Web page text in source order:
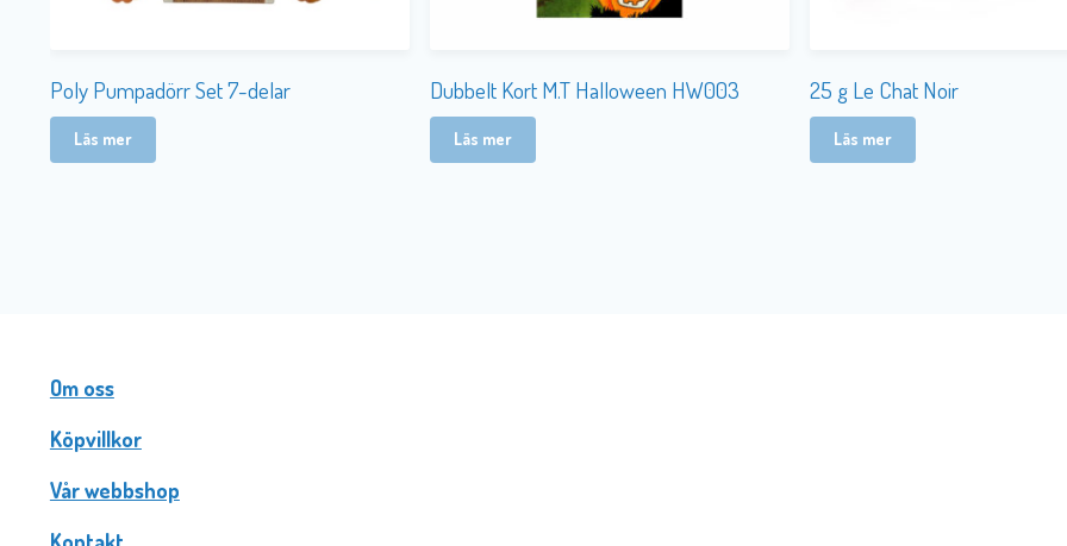
Poly Pumpadörr Set 7-delar
Läs mer
Dubbelt Kort M.T Halloween HW003
Läs mer
25 g Le Chat Noir
Läs mer
Om oss
Köpvillkor
Vår webbshop